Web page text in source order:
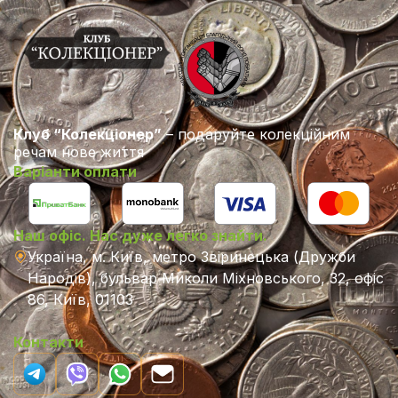
Клуб “Колекціонер”– подаруйте колекційним
речам нове життя
Варіанти оплати
Наш офіс. Нас дуже легко знайти.
Україна, м. Київ, метро Звіринецька (Дружби
Народів), бульвар Миколи Міхновського, 32, офіс
86, Київ, 01103
Контакти